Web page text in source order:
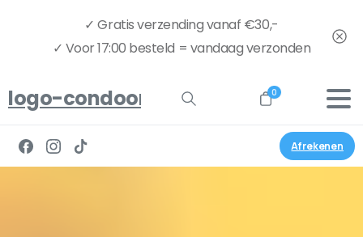
✓ Gratis verzending vanaf €30,-
✓ Voor 17:00 besteld = vandaag verzonden
logo-condoom.nu-full 0
Afrekenen